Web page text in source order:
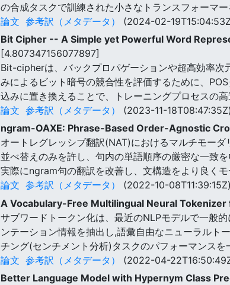
の合成タスクで訓練された小さなトランスフォーマ
論文 参考訳（メタデータ）
(2024-02-
Bit Cipher -- A Simple yet Powerful Word
[4.807347156077897]
Bit-cipherは、バックプロパゲーションや超高効率次
みによるビット暗号の競合性を評価するために、
込みに置き換えることで、トレーニングプロセスの
論文 参考訳（メタデータ）
(2023-11-18T08:47:35Z)
ngram-OAXE: Phrase-Based Order-Agnostic
オートレグレッシブ翻訳(NAT)におけるマルチモー
並べ替えのみを許し、句内の単語順序の厳密な一致
実際にngram句の翻訳を改善し、文構造をより良く
論文 参考訳（メタデータ）
(2022-10-08T11:39:15Z)
A Vocabulary-Free Multilingual Neural
サブワードトークン化は、最近のNLPモデルで一般
ンテーション情報を抽出し,語彙自由なニューラルト
チング(センチメント分析)タスクのパフォーマンスを
論文 参考訳（メタデータ）
(2022-04-
Better Language Model with Hypernym Class